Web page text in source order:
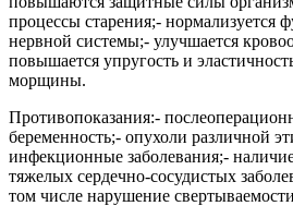
процессы старения;- нормализуется
нервной системы;- улучшается
повышается упругость и
морщины.
Противопоказания:-
беременность;- опухоли различной
инфекционные заболевания;-
тяжелых сердечно-сосудистых
том числе нарушение